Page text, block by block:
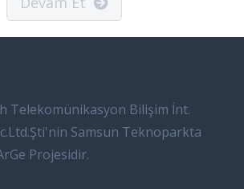
Telekomünikasyon Bilişim İnt.
Samsun Teknoparkta
Projesidir.